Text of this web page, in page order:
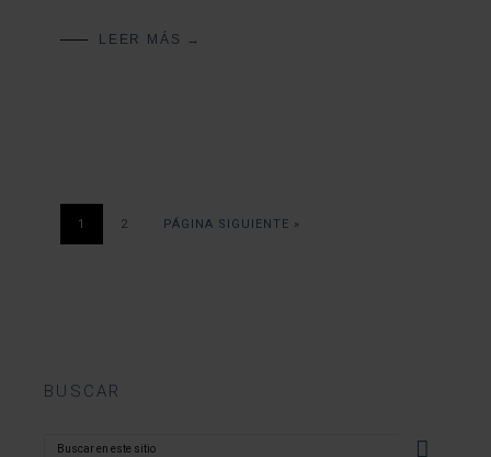
LEER MÁS →
1 2 PÁGINA SIGUIENTE »
BUSCAR